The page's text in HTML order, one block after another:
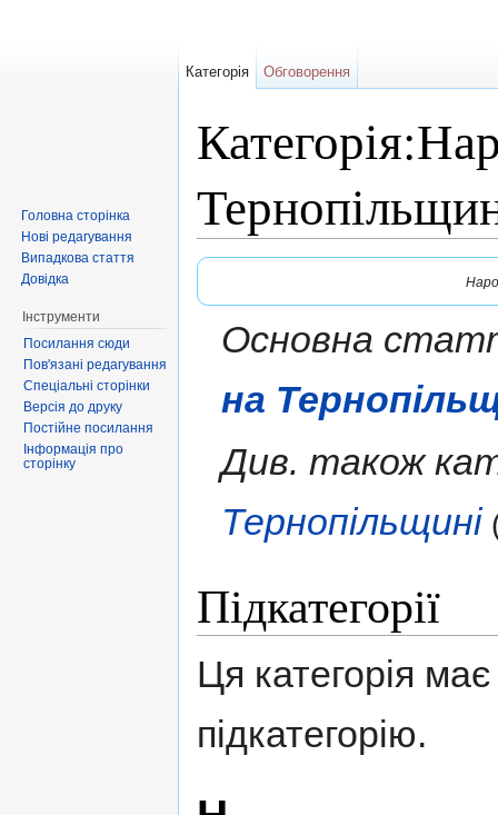
Основна
на
Див. також
Тернопільщині
Підкатегорії
Ця категорія має
підкатегорію.
Категорія Обговорення
Головна сторінка
Нові редагування
Випадкова стаття
Довідка
Інструменти
Посилання сюди
Пов'язані редагування
Спеціальні сторінки
Версія до друку
Постійне посилання
Інформація про
сторінку